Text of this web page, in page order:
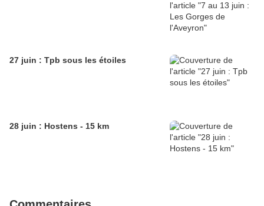
27 juin : Tpb sous les étoiles
28 juin : Hostens - 15 km